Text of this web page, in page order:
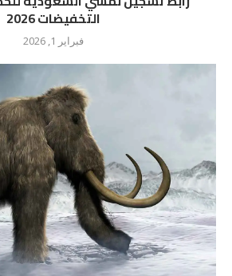
التخفيضات 2026
فبراير 1, 2026